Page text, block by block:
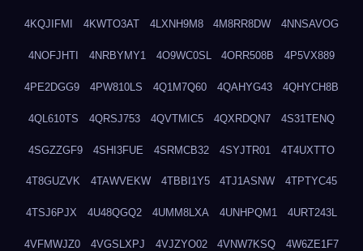
4KQJIFMI 4KWTO3AT 4LXNH9M8 4M8RR8DW 4NNSAVOG
4NOFJHTI 4NRBYMY1 4O9WC0SL 4ORR508B 4P5VX889
4PE2DGG9 4PW810LS 4Q1M7Q60 4QAHYG43 4QHYCH8B
4QL610TS 4QRSJ753 4QVTMIC5 4QXRDQN7 4S31TENQ
4SGZZGF9 4SHI3FUE 4SRMCB32 4SYJTR01 4T4UXTTO
4T8GUZVK 4TAWVEKW 4TBBI1Y5 4TJ1ASNW 4TPTYC45
4TSJ6PJX 4U48QGQ2 4UMM8LXA 4UNHPQM1 4URT243L
4VFMWJZ0 4VGSLXPJ 4VJZYO02 4VNW7KSQ 4W6ZE1F7